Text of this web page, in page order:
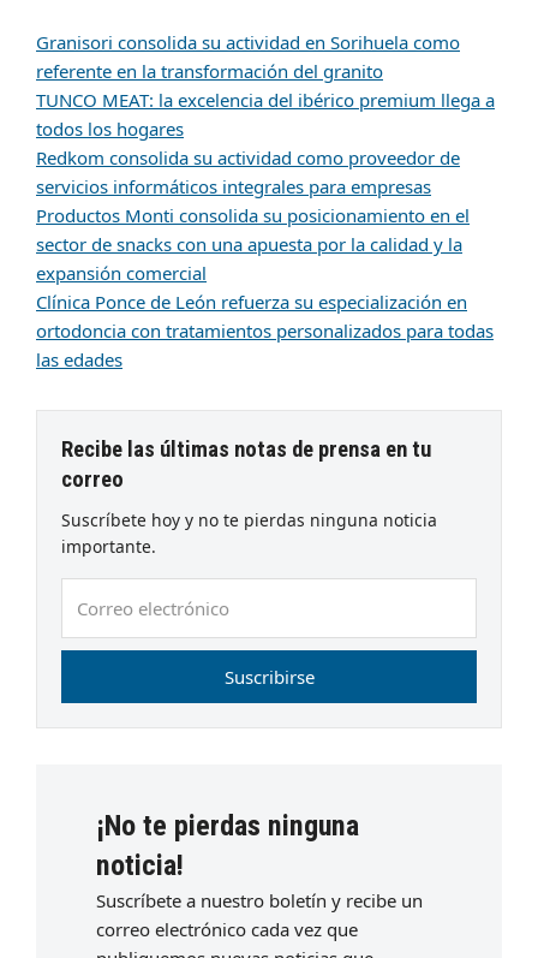
Granisori consolida su actividad en Sorihuela como
referente en la transformación del granito
TUNCO MEAT: la excelencia del ibérico premium llega a
todos los hogares
Redkom consolida su actividad como proveedor de
servicios informáticos integrales para empresas
Productos Monti consolida su posicionamiento en el
sector de snacks con una apuesta por la calidad y la
expansión comercial
Clínica Ponce de León refuerza su especialización en
ortodoncia con tratamientos personalizados para todas
las edades
Recibe las últimas notas de prensa en tu
correo
Suscríbete hoy y no te pierdas ninguna noticia
importante.
electrónico
Suscribirse
¡No te pierdas ninguna
noticia!
Suscríbete a nuestro boletín y recibe un
correo electrónico cada vez que